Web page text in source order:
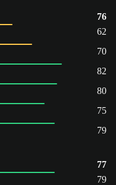
76
62
70
82
80
75
79
77
79